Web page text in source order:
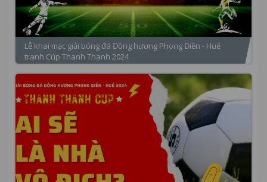
Lễ khai mạc giải bóng đá Đồng hương Phong Điền - Huế
tranh Cúp Thanh Thanh 2024